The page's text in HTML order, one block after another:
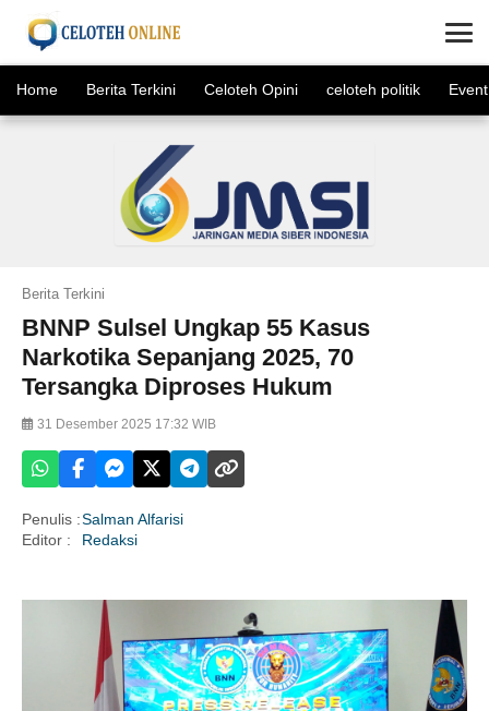
Home Berita Terkini Celoteh Opini celoteh politik Event
Berita Terkini
BNNP Sulsel Ungkap 55 Kasus
Narkotika Sepanjang 2025, 70
Tersangka Diproses Hukum
31 Desember 2025 17:32 WIB
Penulis :Salman Alfarisi
Editor :
Redaksi